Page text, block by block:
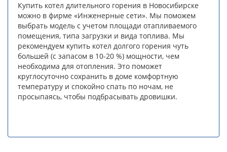
Купить котел длительного горения в Новосибирске
можно в фирме «Инженерные сети». Мы поможем
выбрать модель с учетом площади отапливаемого
помещения, типа загрузки и вида топлива. Мы
рекомендуем купить котел долгого горения чуть
большей (с запасом в 10-20 %) мощности, чем
необходима для отопления. Это поможет
круглосуточно сохранить в доме комфортную
температуру и спокойно спать по ночам, не
просыпаясь, чтобы подбрасывать дровишки.